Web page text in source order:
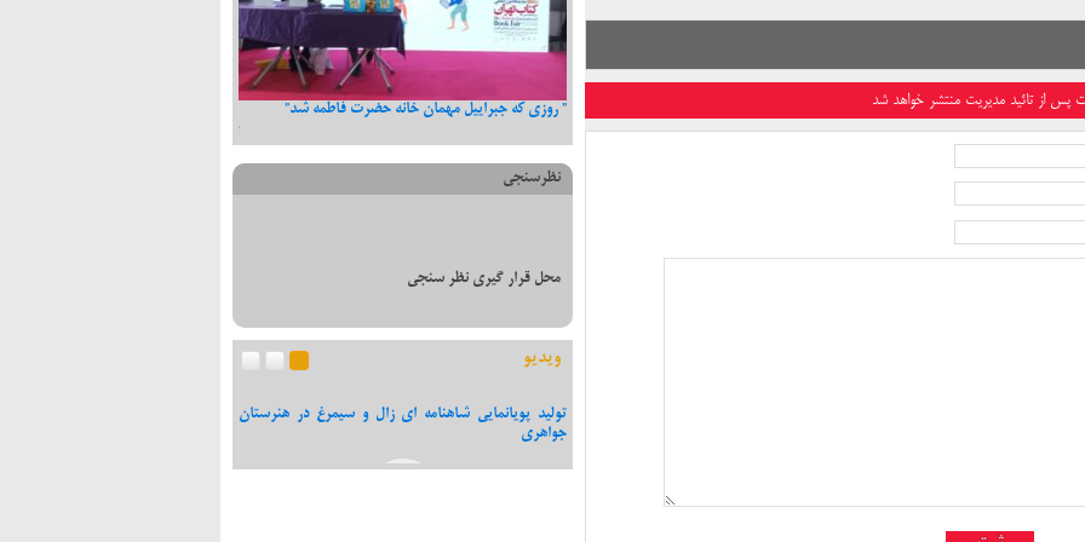
پس از تائید مدیریت منتشر خواهد شد ” روزی که جبراییل مهمان خانه حضرت فاطمه شد”
صفی نژاد، پدر قنات ایران
مختاری
نظرسنجی
محل قرار گیری نظر سنجی
ویدیو
تولید پویانمایی شاهنامه ای زال و سیمرغ در هنرستان
جواهری